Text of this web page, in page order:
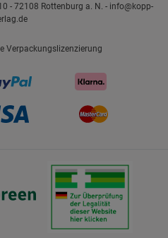
- 72108 Rottenburg a. N. - info@kopp-
Verpackungslizenzierung